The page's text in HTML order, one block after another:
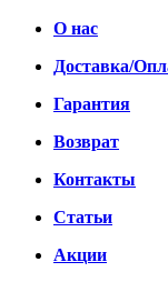
О нас
Доставка/
Гарантия
Возврат
Контакты
Статьи
Акции